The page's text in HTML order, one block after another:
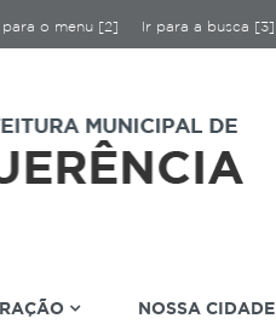
para o menu [2] Ir para a busca [3]
NOSSA CIDADE